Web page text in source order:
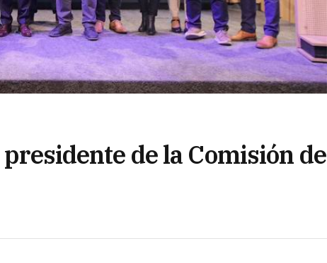
de la Comisión de